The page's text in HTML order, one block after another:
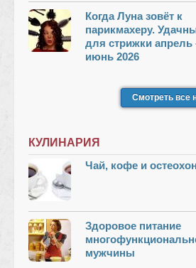
Когда Луна зовёт к
парикмахеру.
для стрижки апрель
июнь 2026
Смотреть все
КУЛИНАРИЯ
Чай, кофе и
Здоровое питание
мужчины